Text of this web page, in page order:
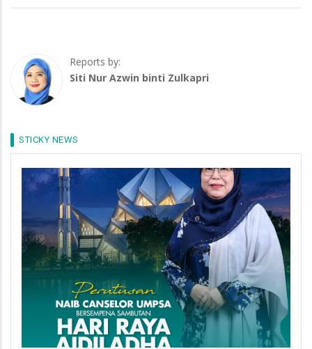
Reports by:
Siti Nur Azwin binti Zulkapri
STICKY NEWS